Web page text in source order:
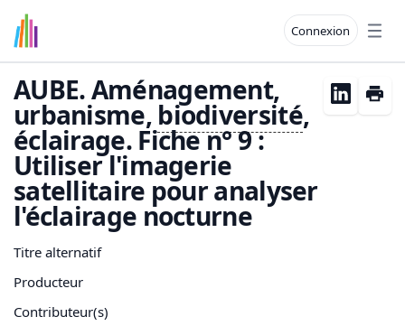
Connexion
AUBE. Aménagement,
urbanisme, biodiversité,
éclairage. Fiche n° 9 :
Utiliser l'imagerie
satellitaire pour analyser
l'éclairage nocturne
Titre alternatif
Producteur
Contributeur(s)